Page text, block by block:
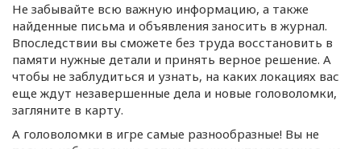
Не забывайте всю важную информацию, а также
найденные письма и объявления заносить в журнал.
Впоследствии вы сможете без труда восстановить в
памяти нужные детали и принять верное решение. А
чтобы не заблудиться и узнать, на каких локациях вас
еще ждут незавершенные дела и новые головоломки,
загляните в карту.
А головоломки в игре самые разнообразные! Вы не